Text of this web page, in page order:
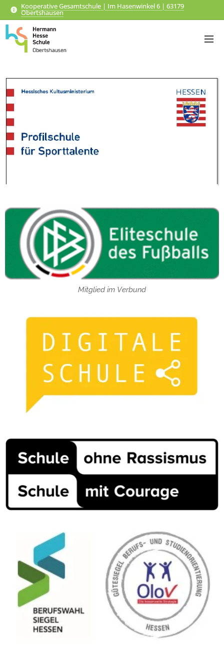
Kooperative Gesamtschule | Im Hasenwinkel 6 | 63179
Obertshausen
Mitglied im Verbund